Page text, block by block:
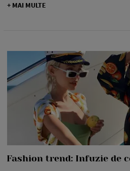
+ MAI MULTE
Fashion trend: Infuzie de